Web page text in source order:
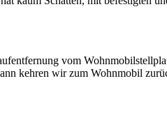
vom
kehren wir zum Wohnmobil